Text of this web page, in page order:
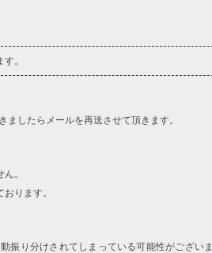
。
したらメールを再送させて頂きます。
。
ります。
振り分けされてしまっている可能性がございま